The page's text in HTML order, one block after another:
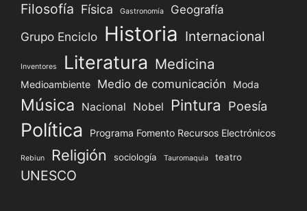
Filosofía Física Gastronomía Geografía
Grupo Enciclo Historia Internacional
Inventores Literatura Medicina
Medioambiente Medio de comunicación Moda
Música Nacional Nobel Pintura Poesía
Política Programa Fomento Recursos Electrónicos
Rebiun Religión sociología Tauromaquia teatro
UNESCO